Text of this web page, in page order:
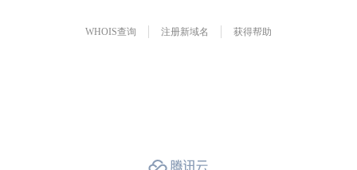
WHOIS查询 注册新域名 获得帮助